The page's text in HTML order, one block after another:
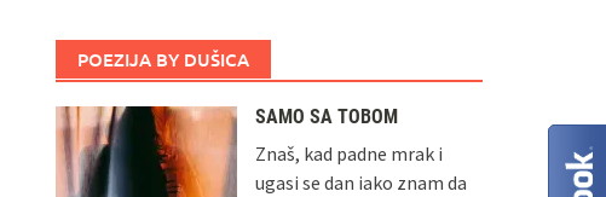
POEZIJA BY DUŠICA
SAMO SA TOBOM
Znaš, kad padne mrak i
ugasi se dan iako znam da